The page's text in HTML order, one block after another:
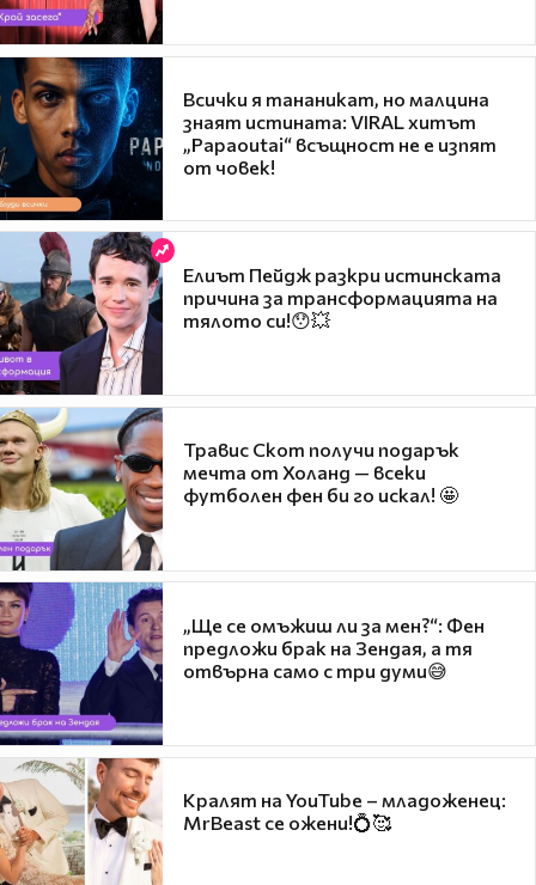
Всички я тананикат, но малцина
знаят истината: VIRAL хитът
„Papaoutai“ всъщност не е изпят
от човек!
Елиът Пейдж разкри истинската
причина за трансформацията на
тялото си!😯💥
Травис Скот получи подарък
мечта от Холанд — всеки
футболен фен би го искал! 🤩
„Ще се омъжиш ли за мен?“: Фен
предложи брак на Зендая, а тя
отвърна само с три думи😅
Кралят на YouTube – младоженец:
MrBeast се ожени!💍🥰